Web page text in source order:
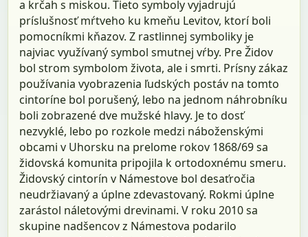
a krčah s miskou. Tieto symboly vyjadrujú
príslušnosť mŕtveho ku kmeňu Levitov, ktorí boli
pomocníkmi kňazov. Z rastlinnej symboliky je
najviac využívaný symbol smutnej vŕby. Pre Židov
bol strom symbolom života, ale i smrti. Prísny zákaz
používania vyobrazenia ľudských postáv na tomto
cintoríne bol porušený, lebo na jednom náhrobníku
boli zobrazené dve mužské hlavy. Je to dosť
nezvyklé, lebo po rozkole medzi náboženskými
obcami v Uhorsku na prelome rokov 1868/69 sa
židovská komunita pripojila k ortodoxnému smeru.
Židovský cintorín v Námestove bol desaťročia
neudržiavaný a úplne zdevastovaný. Rokmi úplne
zarástol náletovými drevinami. V roku 2010 sa
skupine nadšencov z Námestova podarilo